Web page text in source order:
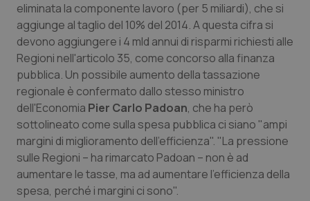
Molise
Piemonte
Provincia Autonoma di Bolzano
Provincia Autonoma di Trento
Puglia
Sardegna
Epatiti
HIV
Infezioni & Febbre
Ipertensione & Scompenso
Malattie rare
Malattia di Crohn & Rettocolite Ulcerosa
eliminata la componente lavoro (per 5 miliardi), che si
aggiunge al taglio del 10% del 2014. A questa cifra si
devono aggiungere i 4 mld annui di risparmi richiesti alle
Regioni nell'articolo 35, come concorso alla finanza
pubblica. Un possibile aumento della tassazione
regionale è confermato dallo stesso ministro
dell'Economia Pier Carlo Padoan, che ha però
sottolineato come sulla spesa pubblica ci siano "ampi
margini di miglioramento dell'efficienza". "La pressione
sulle Regioni – ha rimarcato Padoan – non è ad
aumentare le tasse, ma ad aumentare l'efficienza della
spesa, perché i margini ci sono".